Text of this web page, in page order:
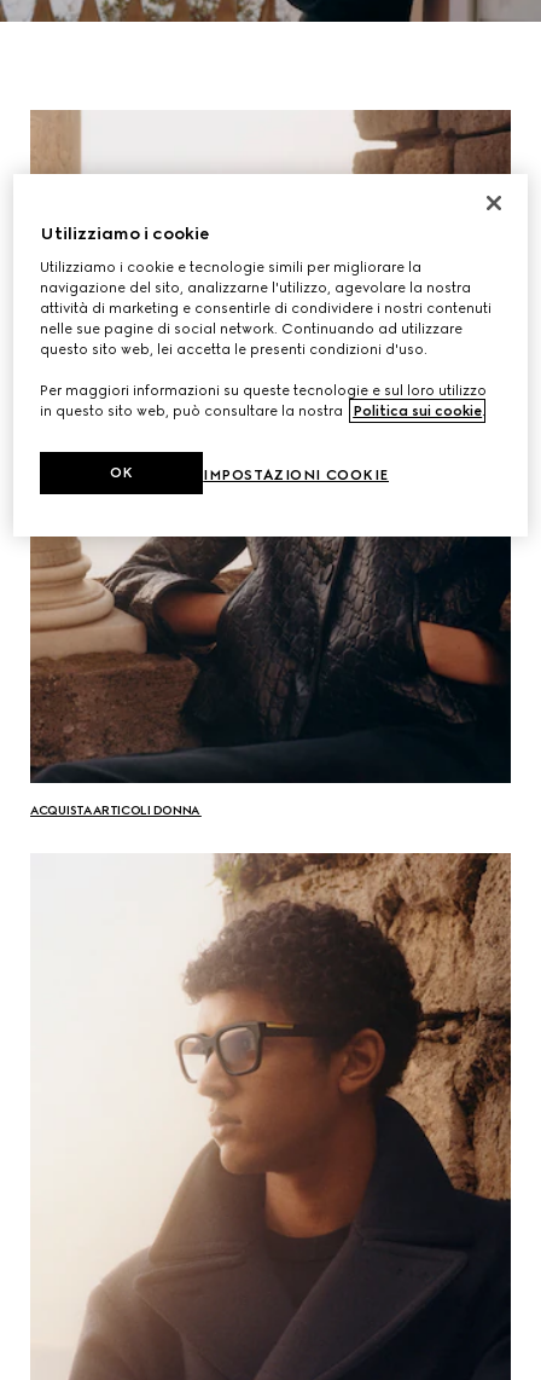
ACQUISTA ARTICOLI DONNA
Utilizziamo i cookie
Utilizziamo i cookie e tecnologie simili per migliorare la
navigazione del sito, analizzarne l'utilizzo, agevolare la nostra
attività di marketing e consentirle di condividere i nostri contenuti
nelle sue pagine di social network. Continuando ad utilizzare
questo sito web, lei accetta le presenti condizioni d'uso.
Per maggiori informazioni su queste tecnologie e sul loro utilizzo
in questo sito web, può consultare la nostra
Politica sui cookie
IMPOSTAZIONI COOKIE
OK